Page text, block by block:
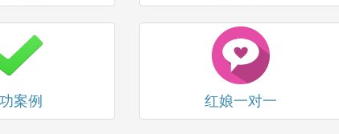
案例 红娘一对一